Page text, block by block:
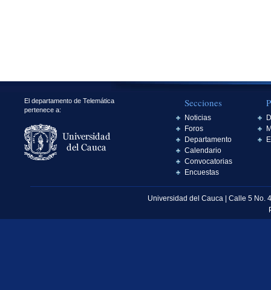
El departamento de Telemática
pertenece a:
Secciones
Noticias
Foros
Departamento
Calendario
Convocatorias
Encuestas
Universidad del Cauca | Calle 5 No.